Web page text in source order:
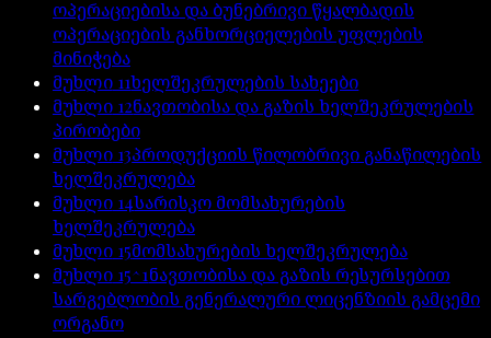
ოპერაციებისა და ბუნებრივი წყალბადის
ოპერაციების განხორციელების უფლების
მინიჭება
მუხლი 11ხელშეკრულების სახეები
მუხლი 12ნავთობისა და გაზის ხელშეკრულების
პირობები
მუხლი 13პროდუქციის წილობრივი განაწილების
ხელშეკრულება
მუხლი 14სარისკო მომსახურების
ხელშეკრულება
მუხლი 15მომსახურების ხელშეკრულება
მუხლი 15^1ნავთობისა და გაზის რესურსებით
სარგებლობის გენერალური ლიცენზიის გამცემი
ორგანო